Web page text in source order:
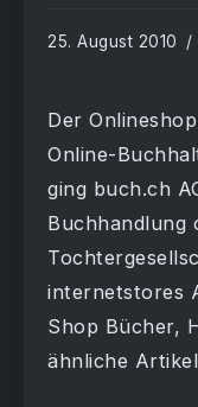
25. August 2010
Der
Online-
ging buch.ch
Buchhandlung
internetstores
Shop Bücher,
ähnliche